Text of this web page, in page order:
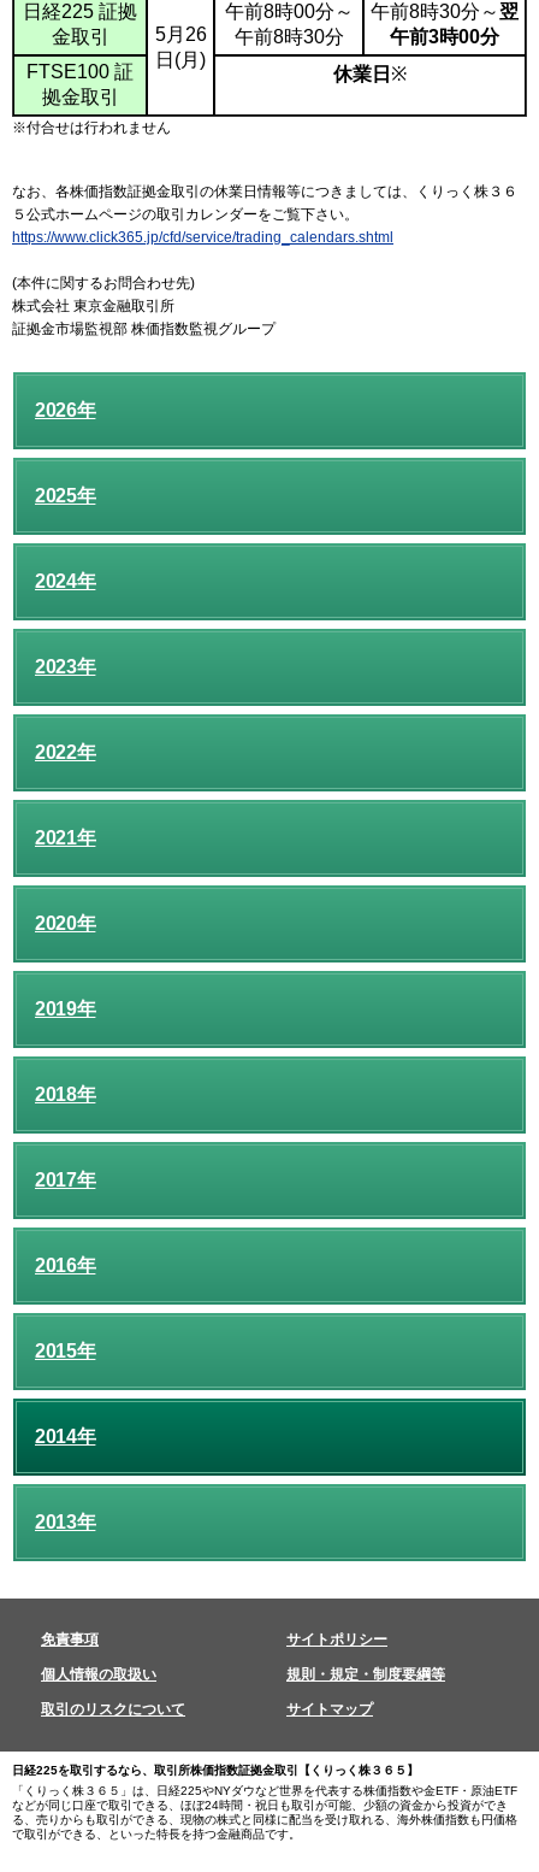
日経225 証拠
金取引
5月26
日(月)
午前8時00分～
午前8時30分
午前8時30分～翌
午前3時00分
FTSE100 証
拠金取引
休業日 ※
※付合せは行われません
なお、各株価指数証拠金取引の休業日情報等につきましては、くりっく株３６
５公式ホームページの取引カレンダーをご覧下さい。
https://www.click365.jp/cfd/service/trading_calendars.shtml
(本件に関するお問合わせ先)
株式会社 東京金融取引所
証拠金市場監視部 株価指数監視グループ
2026年
2025年
2024年
2023年
2022年
2021年
2020年
2019年
2018年
2017年
2016年
2015年
2014年
2013年
免責事項 サイトポリシー
個人情報の取扱い 規則・規定・制度要綱等
取引のリスクについて サイトマップ
日経225を取引するなら、取引所株価指数証拠金取引【くりっく株３６５】
「くりっく株３６５」は、日経225やNYダウなど世界を代表する株価指数や金ETF・原油ETF
などが同じ口座で取引できる、ほぼ24時間・祝日も取引が可能、少額の資金から投資ができ
る、売りからも取引ができる、現物の株式と同様に配当を受け取れる、海外株価指数も円価格
で取引ができる、といった特長を持つ金融商品です。